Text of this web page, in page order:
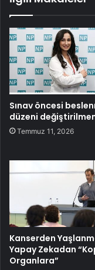
Sınav öncesi
düzeni
Temmuz 11, 2026
Kanserden
Yapay Zekadan
Organlara”